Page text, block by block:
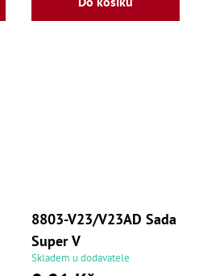
8803-V23/V23AD Sada
Super V
Skladem u dodavatele